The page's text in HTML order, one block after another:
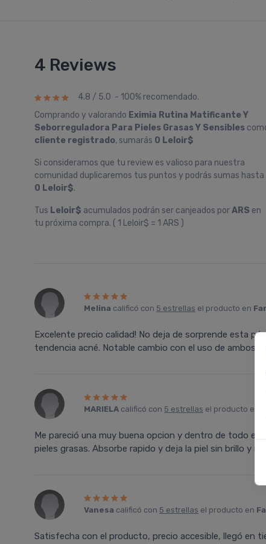
4 Reviews
4.8 / 5.0 - 100% recomendado.
Comprando y valorando Eximia Rutina Matificante Y
Seborreguladora Para Pieles Grasas Y Sensibles
cliente registrado, sumarás 0 Leloir$
Si consideramos que tu review es valioso para nuestra
comunidad duplicaremos tus puntos y podrás sumas hasta
0 Leloir$.
Tus Leloir$ acumulados podrán ser canjeados porARS en
tu próxima compra. ( 1 Leloir$ = 1 ARS )
Melina calificó con 5 estrellas el producto en
Excelente precio calidad! No deja de sorprende esta
tendencia acné. Notable cambio con el uso de ambos
MARIELA calificó con 5 estrellas el producto en
Me pareció una muy buena opcion y dentro de todo
pieles grasas. Absorbe rapido y deja la piel sin brillo y
Vanesa calificó con 5 estrellas el producto en
Satisfecha con el producto, precio accesible, llegó en